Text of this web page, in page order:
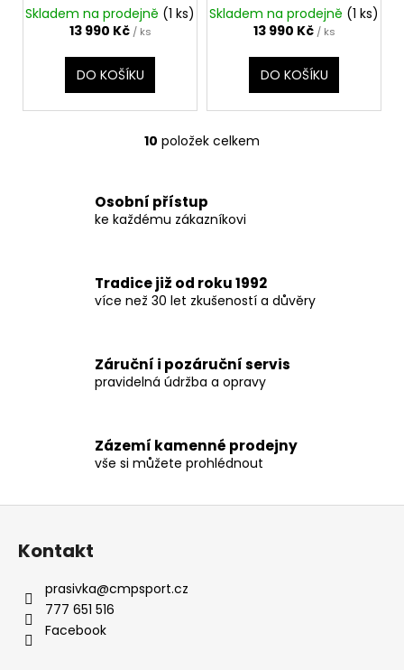
Skladem na prodejně (1 ks)
13 990 Kč / ks
DO KOŠÍKU
Skladem na prodejně (1 ks)
13 990 Kč / ks
DO KOŠÍKU
O
á
d
í
p
k
y
p
i
u
10 položek celkem
Osobní přístup
ke každému zákazníkovi
Tradice již od roku 1992
více než 30 let zkušeností a důvěry
Záruční i pozáruční servis
pravidelná údržba a opravy
Zázemí kamenné prodejny
vše si můžete prohlédnout
Kontakt
prasivka@cmpsport.cz
777 651 516
Facebook